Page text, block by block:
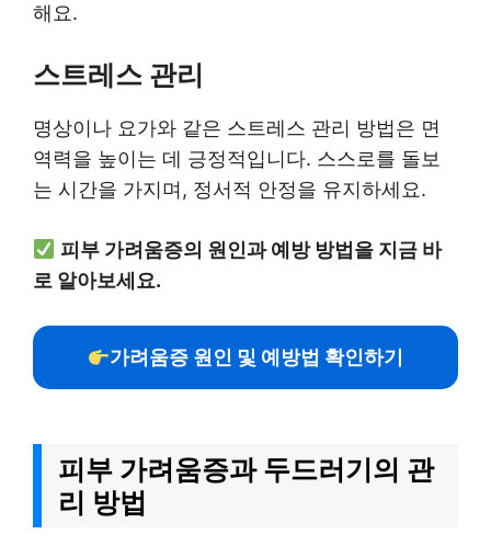
해요.
스트레스 관리
명상이나 요가와 같은 스트레스 관리 방법은 면
역력을 높이는 데 긍정적입니다. 스스로를 돌보
는 시간을 가지며, 정서적 안정을 유지하세요.
피부 가려움증의 원인과 예방 방법을 지금 바
로 알아보세요.
가려움증 원인 및 예방법 확인하기
피부 가려움증과 두드러기의 관
리 방법